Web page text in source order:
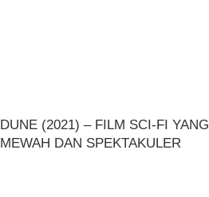
DUNE (2021) – FILM SCI-FI YANG
MEWAH DAN SPEKTAKULER